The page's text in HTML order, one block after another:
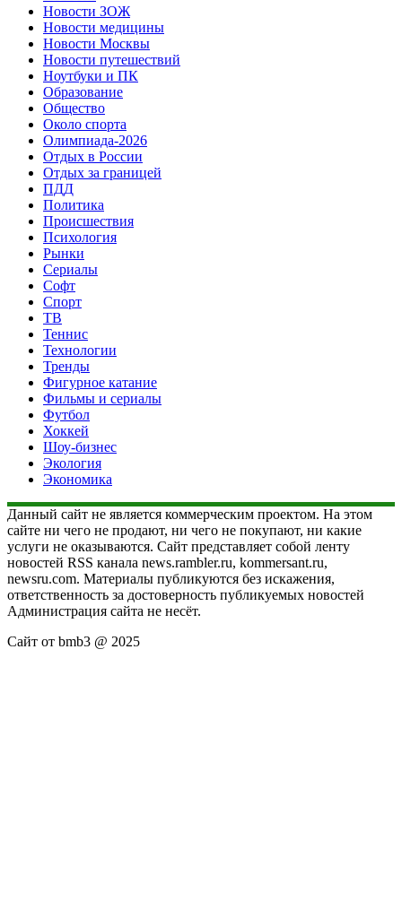
Новости ЗОЖ
Новости медицины
Новости Москвы
Новости путешествий
Ноутбуки и ПК
Образование
Общество
Около спорта
Олимпиада-2026
Отдых в России
Отдых за границей
ПДД
Политика
Происшествия
Психология
Рынки
Сериалы
Софт
Спорт
ТВ
Теннис
Технологии
Тренды
Фигурное катание
Фильмы и сериалы
Футбол
Хоккей
Шоу-бизнес
Экология
Экономика
Данный сайт не является коммерческим проектом. На этом
сайте ни чего не продают, ни чего не покупают, ни какие
услуги не оказываются. Сайт представляет собой ленту
новостей RSS канала news.rambler.ru, kommersant.ru,
newsru.com. Материалы публикуются без искажения,
ответственность за достоверность публикуемых новостей
Администрация сайта не несёт.
Сайт от bmb3 @ 2025